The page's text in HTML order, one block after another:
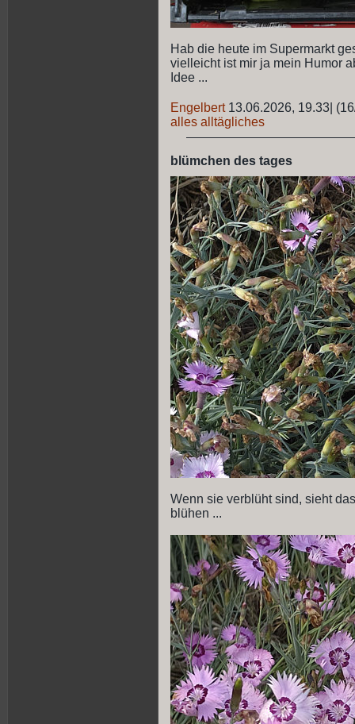
Hab die heute im Supermarkt
vielleicht ist mir ja mein Humor
Idee ...
Engelbert 13.06.2026, 19.33
alles alltägliches
blümchen des tages
Wenn sie verblüht sind, sieht
blühen ...